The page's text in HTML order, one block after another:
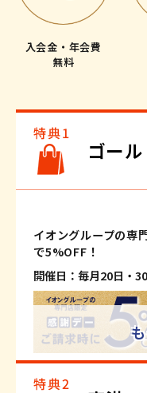
入会金・年会費
無料
ゴー
イオングループの専
で5%OFF！
開催日：毎月20日・
※一部、対象外の専門店およ